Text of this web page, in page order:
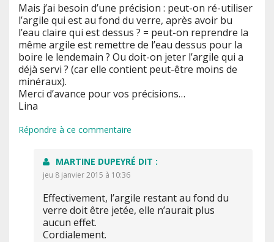
Mais j’ai besoin d’une précision : peut-on ré-utiliser
l’argile qui est au fond du verre, après avoir bu
l’eau claire qui est dessus ? = peut-on reprendre la
même argile est remettre de l’eau dessus pour la
boire le lendemain ? Ou doit-on jeter l’argile qui a
déjà servi ? (car elle contient peut-être moins de
minéraux).
Merci d’avance pour vos précisions…
Lina
Répondre à ce commentaire
MARTINE DUPEYRÉ DIT :
jeu 8 janvier 2015 à 10:36
Effectivement, l’argile restant au fond du
verre doit être jetée, elle n’aurait plus
aucun effet.
Cordialement.